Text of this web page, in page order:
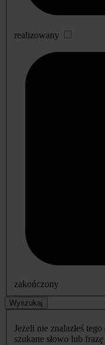
realizowany
zakończony
Wyszukaj
Jeżeli nie znalazłeś
szukane słowo lub